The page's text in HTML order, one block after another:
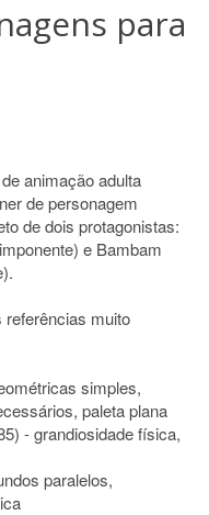
para
animação adulta
de personagem
de dois protagonistas:
e Bambam
referências muito
simples,
paleta plana
- grandiosidade física,
paralelos,